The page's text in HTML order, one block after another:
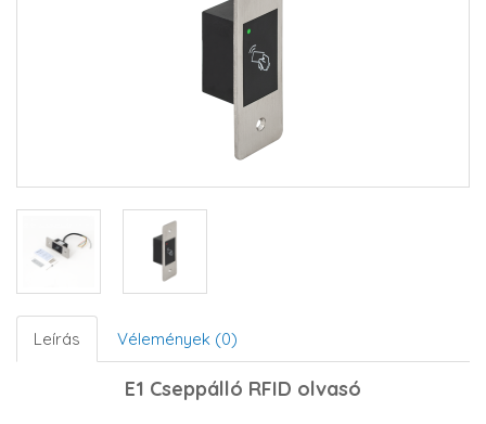
Leírás Vélemények (0)
E1 Cseppálló RFID olvasó